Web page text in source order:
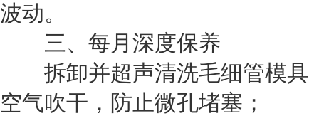
波动。
三、每月深度保养
拆卸并超声清洗毛细管模具
空气吹干，防止微孔堵塞；